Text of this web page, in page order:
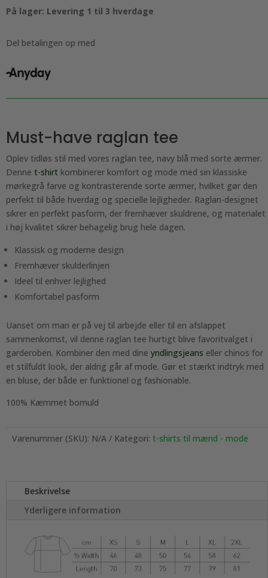
med
ærmer
På lager: Levering 1 til 3 hverdage
Del betalingen op med
Must-have raglan tee
Oplev tidløs stil med vores raglan tee, navy blå med sorte ærmer.
Denne t-shirt kombinerer komfort og mode med sin klassiske
mørkegrå farve og kontrasterende sorte ærmer, hvilket gør den
perfekt til både hverdag og specielle lejligheder. Raglan-designet
sikrer en perfekt pasform, der fremhæver skuldrene, og materialet
i høj kvalitet sikrer behagelig brug hele dagen.
Klassisk og moderne design
Fremhæver skulderlinjen
Ideel til enhver lejlighed
Komfortabel pasform
Uanset om man er på vej til arbejde eller til en afslappet
sammenkomst, vil denne raglan tee hurtigt blive favoritvalget i
garderoben. Kombiner den med dine yndlingsjeans eller chinos for
et stilfuldt look, der aldrig går af mode. Gør et stærkt indtryk med
en bluse, der både er funktionel og fashionable.
100% Kæmmet bomuld
Varenummer (SKU): N/A Kategori: t-shirts til mænd - mode
Beskrivelse
Yderligere information